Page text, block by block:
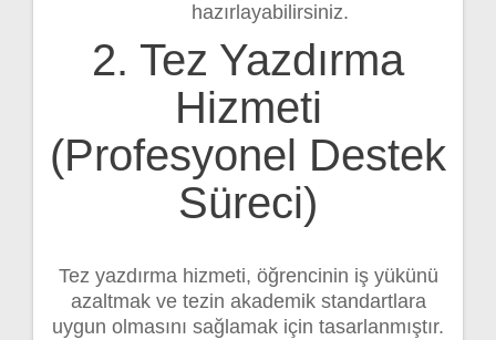
hazırlayabilirsiniz.
2. Tez Yazdırma
Hizmeti
(Profesyonel Destek
Süreci)
Tez yazdırma hizmeti, öğrencinin iş yükünü
azaltmak ve tezin akademik standartlara
uygun olmasını sağlamak için tasarlanmıştır.